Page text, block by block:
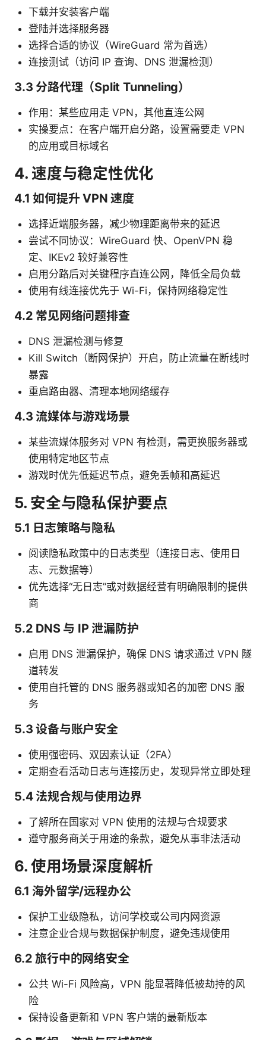
下载并安装客户端
登陆并选择服务器
选择合适的协议（WireGuard 常为首选）
连接测试（访问 IP 查询、DNS 泄漏检测）
3.3 分路代理（Split Tunneling）
作用：某些应用走 VPN，其他直连公网
实操要点：在客户端开启分路，设置需要走 VPN
的应用或目标域名
4. 速度与稳定性优化
4.1 如何提升 VPN 速度
选择近端服务器，减少物理距离带来的延迟
尝试不同协议：WireGuard 快、OpenVPN 稳
定、IKEv2 较好兼容性
启用分路后对关键程序直连公网，降低全局负载
使用有线连接优先于 Wi-Fi，保持网络稳定性
4.2 常见网络问题排查
DNS 泄漏检测与修复
Kill Switch（断网保护）开启，防止流量在断线时
暴露
重启路由器、清理本地网络缓存
4.3 流媒体与游戏场景
某些流媒体服务对 VPN 有检测，需更换服务器或
使用特定地区节点
游戏时优先低延迟节点，避免丢帧和高延迟
5. 安全与隐私保护要点
5.1 日志策略与隐私
阅读隐私政策中的日志类型（连接日志、使用日
志、元数据等）
优先选择“无日志”或对数据经营有明确限制的提供
商
5.2 DNS 与 IP 泄漏防护
启用 DNS 泄漏保护，确保 DNS 请求通过 VPN 隧
道转发
使用自托管的 DNS 服务器或知名的加密 DNS 服
务
5.3 设备与账户安全
使用强密码、双因素认证（2FA）
定期查看活动日志与连接历史，发现异常立即处理
5.4 法规合规与使用边界
了解所在国家对 VPN 使用的法规与合规要求
遵守服务商关于用途的条款，避免从事非法活动
6. 使用场景深度解析
6.1 海外留学/远程办公
保护工业级隐私，访问学校或公司内网资源
注意企业合规与数据保护制度，避免违规使用
6.2 旅行中的网络安全
公共 Wi-Fi 风险高，VPN 能显著降低被劫持的风
险
保持设备更新和 VPN 客户端的最新版本